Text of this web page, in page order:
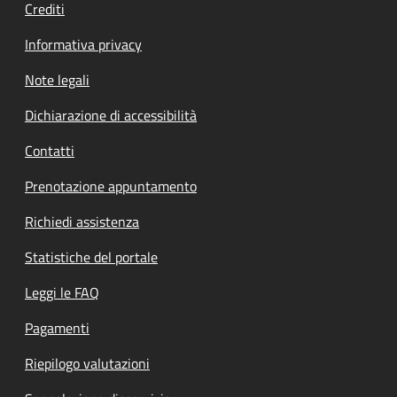
Crediti
Informativa privacy
Note legali
Dichiarazione di accessibilità
Contatti
Prenotazione appuntamento
Richiedi assistenza
Statistiche del portale
Leggi le FAQ
Pagamenti
Riepilogo valutazioni